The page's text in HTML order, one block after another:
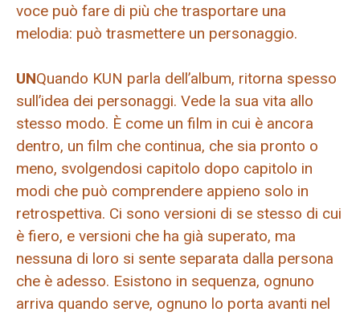
voce può fare di più che trasportare una
melodia: può trasmettere un personaggio.
UNQuando KUN parla dell’album, ritorna spesso
sull’idea dei personaggi. Vede la sua vita allo
stesso modo. È come un film in cui è ancora
dentro, un film che continua, che sia pronto o
meno, svolgendosi capitolo dopo capitolo in
modi che può comprendere appieno solo in
retrospettiva. Ci sono versioni di se stesso di cui
è fiero, e versioni che ha già superato, ma
nessuna di loro si sente separata dalla persona
che è adesso. Esistono in sequenza, ognuno
arriva quando serve, ognuno lo porta avanti nel